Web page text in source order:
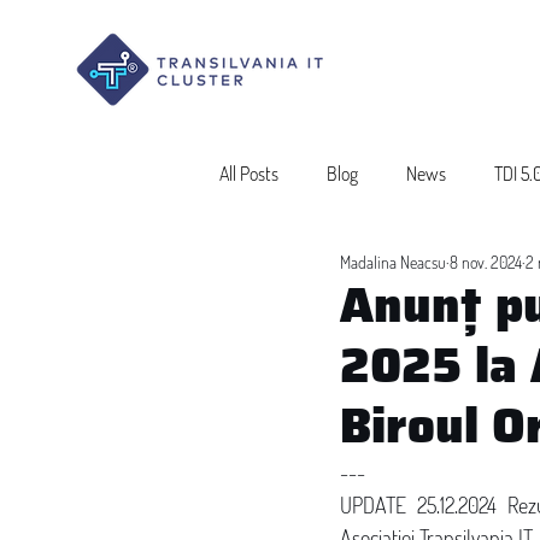
All Posts Blog News TDI
Anunț
2025 la
Biroul
Madalina Neacsu 8 nov. 20242
---
UPDATE 25.12.2024